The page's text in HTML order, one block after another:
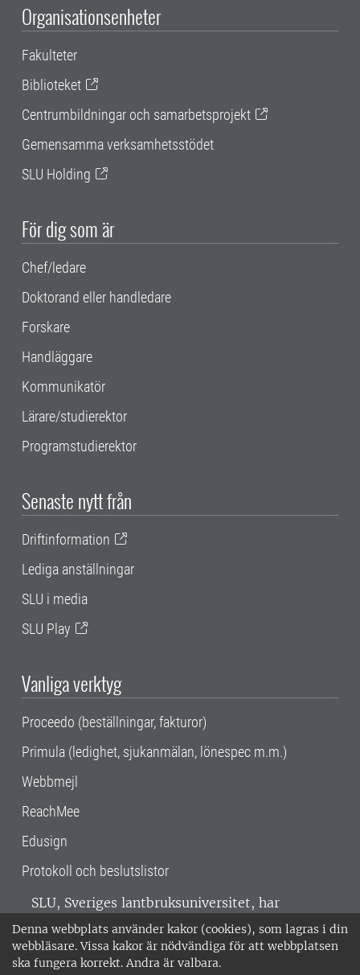
Denna webbplats använder kakor (cookies), som lagras i din
webbläsare. Vissa kakor är nödvändiga för att webbplatsen
ska fungera korrekt. Andra är valbara.
Organisationsenheter
Fakulteter
Biblioteket
Centrumbildningar och samarbetsprojekt
Gemensamma verksamhetsstödet
SLU Holding
För dig som är
Chef/ledare
Doktorand eller handledare
Forskare
Handläggare
Kommunikatör
Lärare/studierektor
Programstudierektor
Senaste nytt från
Driftinformation
Lediga anställningar
SLU i media
SLU Play
Vanliga verktyg
Proceedo (beställningar, fakturor)
Primula (ledighet, sjukanmälan, lönespec m.m.)
Webbmejl
ReachMee
Edusign
Protokoll och beslutslistor
SLU, Sveriges lantbruksuniversitet, har
verksamhet över hela Sverige. Huvudorter är
Alnarp, Uppsala och Umeå.SLU är
miljöcertifierat enligt ISO 14001. •